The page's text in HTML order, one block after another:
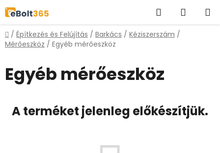
Ugrás
fő
tartalomhoz
KeresésKOSÁR
Kezdőlap
/ Építkezés és Felújítás / Barkács / Kéziszerszám /
Mérőeszköz / Egyéb mérőeszköz
Egyéb mérőeszköz
A terméket jelenleg előkészítjük.